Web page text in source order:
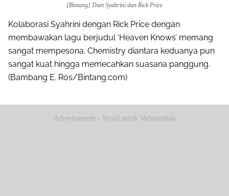
[Bintang] Duet Syahrini dan Rick Price
Kolaborasi Syahrini dengan Rick Price dengan
membawakan lagu berjudul ‘Heaven Knows’ memang
sangat mempesona. Chemistry diantara keduanya pun
sangat kuat hingga memecahkan suasana panggung.
(Bambang E. Ros/Bintang.com)
Advertisement - Scroll untuk Melanjutkan